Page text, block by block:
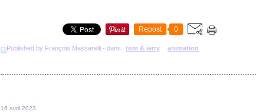
Repost 0
Published by François Massarelli - dans tom & jerry animation
16 avril 2023